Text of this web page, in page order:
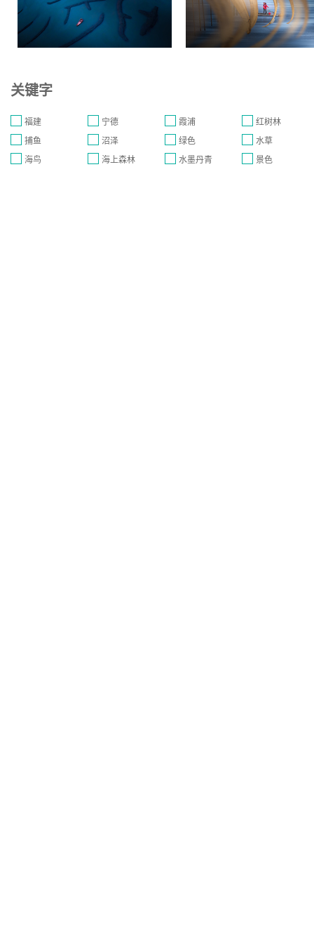
关键字
福建 宁德 霞浦
红树林
捕鱼
沼泽 绿色
水草
海鸟
海上森林 水墨丹青 景色